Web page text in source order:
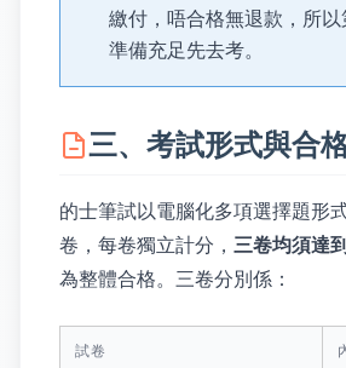
繳付，唔合格無退款，所
準備充足先去考。
三、考試形式與合
的士筆試以電腦化多項選擇題形
卷，每卷獨立計分， 三卷均須達
為整體合格。三卷分別係：
試卷